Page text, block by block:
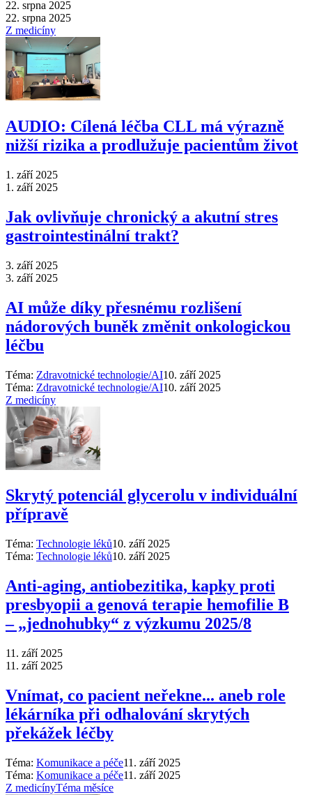
22. srpna 2025
22. srpna 2025
Z medicíny
AUDIO: Cílená léčba CLL má výrazně
nižší rizika a prodlužuje pacientům život
1. září 2025
1. září 2025
Jak ovlivňuje chronický a akutní stres
gastrointestinální trakt?
3. září 2025
3. září 2025
AI může díky přesnému rozlišení
nádorových buněk změnit onkologickou
léčbu
Téma: Zdravotnické technologie/AI10. září 2025
Téma: Zdravotnické technologie/AI10. září 2025
Z medicíny
Skrytý potenciál glycerolu v individuální
přípravě
Téma: Technologie léků10. září 2025
Téma: Technologie léků10. září 2025
Anti‑aging, antiobezitika, kapky proti
presbyopii a genová terapie hemofilie B
–⁠ „jednohubky“ z výzkumu 2025/8
11. září 2025
11. září 2025
Vnímat, co pacient neřekne... aneb role
lékárníka při odhalování skrytých
překážek léčby
Téma: Komunikace a péče11. září 2025
Téma: Komunikace a péče11. září 2025
Z medicínyTéma měsíce